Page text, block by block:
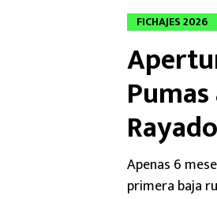
Chivas de Guadalajara
Liga MX Femenil
Las
Real
FICHAJES 2026
Apenas 6
primera baja